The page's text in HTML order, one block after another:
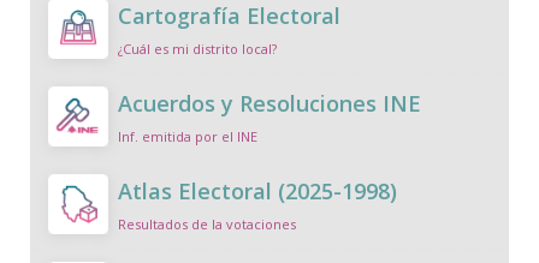
Cartografía Electoral
¿Cuál es mi distrito local?
Acuerdos y Resoluciones INE
Inf. emitida por el INE
Atlas Electoral (2025-1998)
Resultados de la votaciones